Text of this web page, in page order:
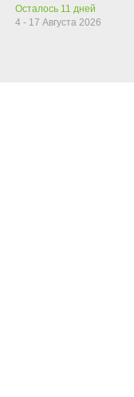
Осталось 11 дней
4 - 17 Августа 2026